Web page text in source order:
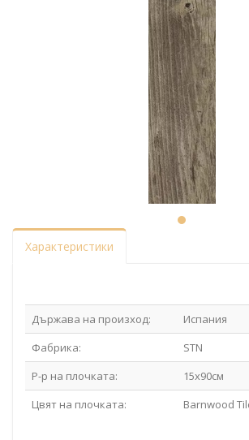
Характеристики
Държава на произход:
Испания
Фабрика:
STN
Р-р на плочката:
15х90см
Цвят на плочката:
Barnwood